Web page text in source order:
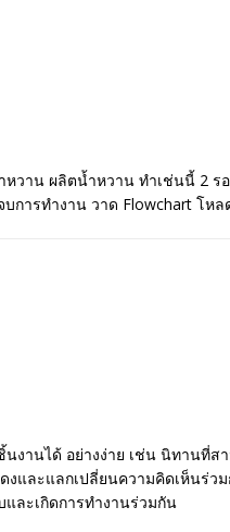
วาน ผลิตน้ำหวาน ทำเช่นนี้ 2 ร
การทำงาน วาด Flowchart โห
งานได้ อย่างง่าย เช่น นิทานที่
และแลกเปลี่ยนความคิดเห็นร่ว
ละเกิดการทำงานร่วมกัน